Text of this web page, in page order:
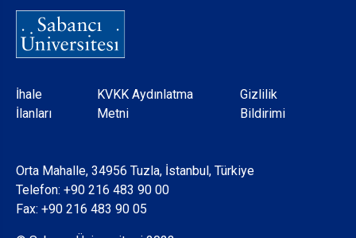
Dipnot
İhale
İlanları
KVKK Aydınlatma
Metni
Gizlilik
Bildirimi
Orta Mahalle, 34956 Tuzla, İstanbul, Türkiye
Telefon: +90 216 483 90 00
Fax: +90 216 483 90 05